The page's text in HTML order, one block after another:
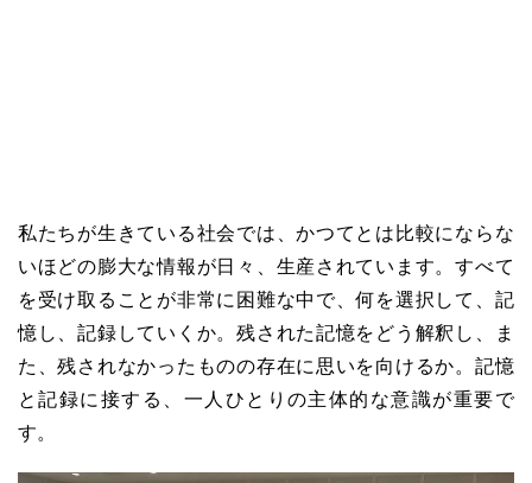
私たちが生きている社会では、かつてとは比較にならな
いほどの膨大な情報が日々、生産されています。すべて
を受け取ることが非常に困難な中で、何を選択して、記
憶し、記録していくか。残された記憶をどう解釈し、ま
た、残されなかったものの存在に思いを向けるか。記憶
と記録に接する、一人ひとりの主体的な意識が重要で
す。